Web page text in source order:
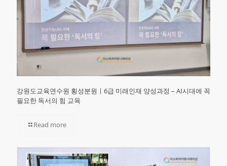
강원도교육연수원 횡성분원ㅣ6급 미래인재 양성과정 – AI시대에 꼭
필요한 독서의 힘 교육
Read more